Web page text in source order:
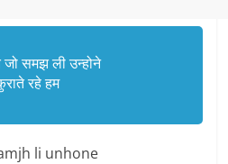
समझ ली उन्होने
रहे हम
li unhone